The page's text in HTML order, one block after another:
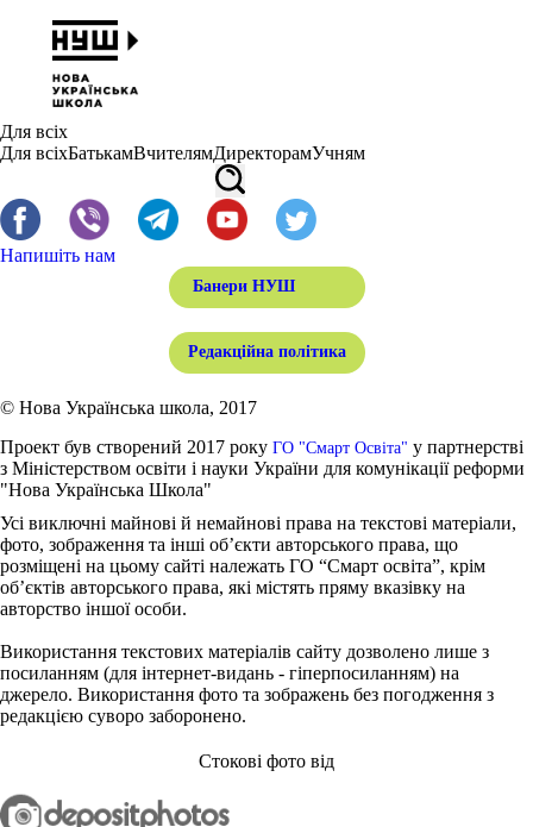
Для всіх
Для всіхБатькамВчителямДиректорамУчням
Напишіть нам
Банери НУШ
Редакційна політика
© Нова Українська школа, 2017
Проект був створений 2017 року ГО "Смарт Освіта" у партнерстві
з Міністерством освіти і науки України для комунікації реформи
"Нова Українська Школа"
Усі виключні майнові й немайнові права на текстові матеріали,
фото, зображення та інші об’єкти авторського права, що
розміщені на цьому сайті належать ГО “Смарт освіта”, крім
об’єктів авторського права, які містять пряму вказівку на
авторство іншої особи.
Використання текстових матеріалів сайту дозволено лише з
посиланням (для інтернет-видань - гіперпосиланням) на
джерело. Використання фото та зображень без погодження з
редакцією суворо заборонено.
Стокові фото від